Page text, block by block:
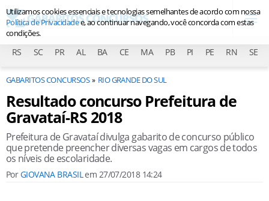
RS SC PR AL BA CE MA PB PI PE RN SE
GABARITOS CONCURSOS RIO GRANDE DO SUL
Resultado concurso Prefeitura de
Gravataí-RS 2018
Prefeitura de Gravataí divulga gabarito de concurso público
que pretende preencher diversas vagas em cargos de todos
os níveis de escolaridade.
PorGIOVANA BRASILem 27/07/2018 14:24
Utilizamos cookies essenciais e tecnologias semelhantes de acordo com nossa
Política de Privacidadee, ao continuar navegando, você concorda com estas
condições.